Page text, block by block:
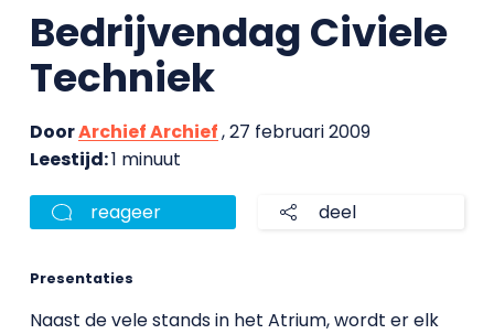
Bedrijvendag Civiele
Techniek
DoorArchief Archief, 27 februari 2009
Leestijd:1 minuut
reageer deel
Presentaties
Naast de vele stands in het Atrium, wordt er elk